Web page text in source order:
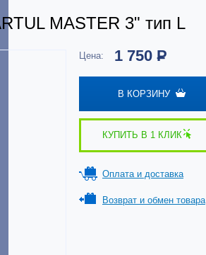
MASTER 3" тип L
Цена: 1 750 Р
В КОРЗИНУ
КУПИТЬ В 1 КЛИК
Оплата и доставка
Возврат и обмен товара